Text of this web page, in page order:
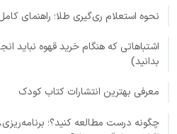
نحوه استعلام ری‌گیری طلا؛ راهنمای
بدانید)
معرفی بهترین انتشارات کتاب کودک
چگونه درست مطالعه کنید؟؛